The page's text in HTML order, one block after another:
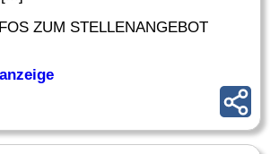
ZUM STELLENANGEBOT